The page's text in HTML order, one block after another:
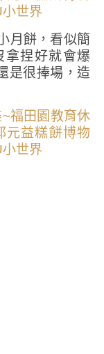
月餅，看似簡
拿捏好就會爆
是很捧場，造